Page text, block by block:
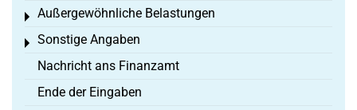
Außergewöhnliche Belastungen
Toggle menu
Sonstige Angaben
Toggle menu
Nachricht ans Finanzamt
Ende der Eingaben